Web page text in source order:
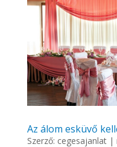
Az álom esküvő
Szerző: cegesajanlat|